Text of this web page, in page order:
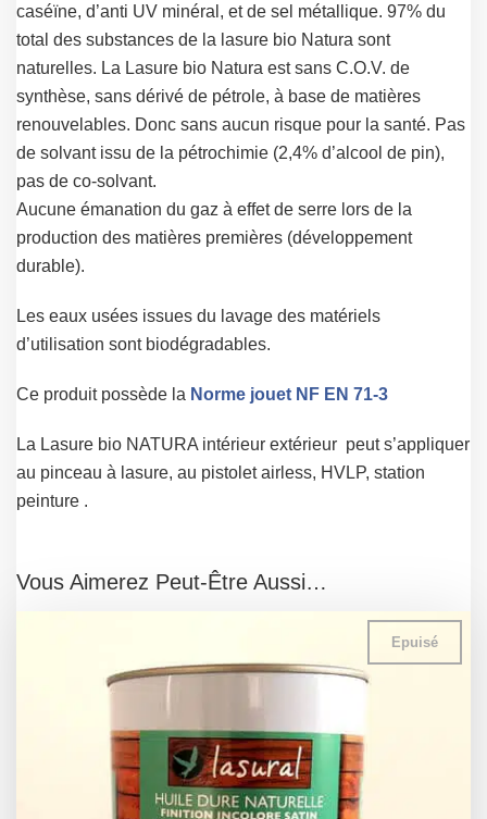
caséïne, d’anti UV minéral, et de sel métallique. 97% du
total des substances de la lasure bio Natura sont
naturelles. La Lasure bio Natura est sans C.O.V. de
synthèse, sans dérivé de pétrole, à base de matières
renouvelables. Donc sans aucun risque pour la santé. Pas
de solvant issu de la pétrochimie (2,4% d’alcool de pin),
pas de co-solvant.
Aucune émanation du gaz à effet de serre lors de la
production des matières premières (développement
durable).
Les eaux usées issues du lavage des matériels
d’utilisation sont biodégradables.
Ce produit possède la Norme jouet NF EN 71-3
La Lasure bio NATURA intérieur extérieur peut s’appliquer
au pinceau à lasure, au pistolet airless, HVLP, station
peinture .
Vous Aimerez Peut-Être Aussi…
Epuisé